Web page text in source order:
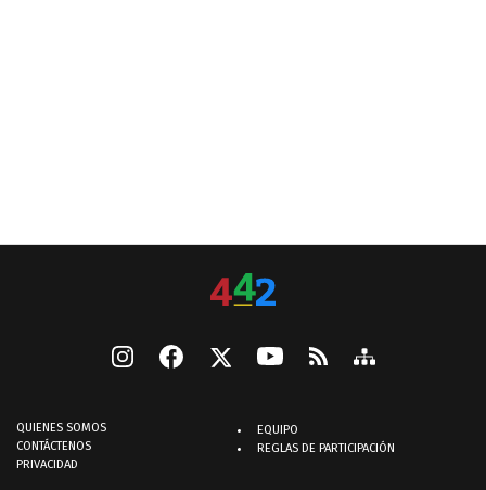
QUIENES SOMOS
CONTÁCTENOS
PRIVACIDAD
EQUIPO
REGLAS DE PARTICIPACIÓN